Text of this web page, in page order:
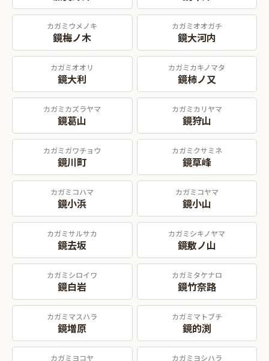
カガミウメノキ
鏡梅ノ木
カガミオオガチ
鏡大河内
カガミオオリ
鏡大利
カガミカキノマタ
鏡柿ノ又
カガミカズラヤマ
鏡葛山
カガミカリヤマ
鏡狩山
カガミガワチョウ
鏡川町
カガミクサミネ
鏡草峰
カガミコハマ
鏡小浜
カガミコヤマ
鏡小山
カガミサルサカ
鏡去坂
カガミシキノヤマ
鏡敷ノ山
カガミシロイワ
鏡白岩
カガミタケナロ
鏡竹奈路
カガミマスハラ
鏡増原
カガミマトブチ
鏡的渕
カガミヨコヤ カガミヨシハラ